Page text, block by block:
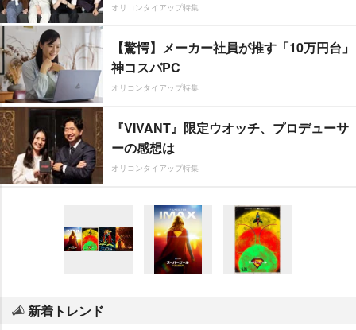
オリコンタイアップ特集
【驚愕】メーカー社員が推す「10万円台」
神コスパPC
オリコンタイアップ特集
『VIVANT』限定ウオッチ、プロデューサ
ーの感想は
オリコンタイアップ特集
新着トレンド